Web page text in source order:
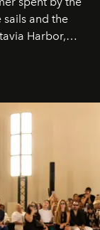
sails and the
Harbor,